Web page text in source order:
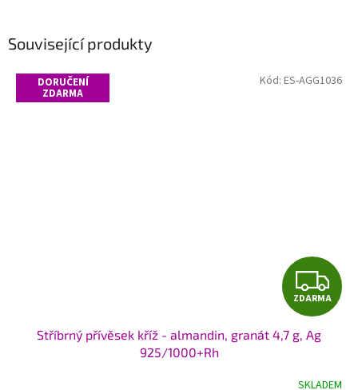
Související produkty
DORUČENÍ
ZDARMA
Z
D
R
ZDARMA
Stříbrný přívěsek kříž - almandin, granát 4,7 g, Ag
925/1000+Rh
SKLADEM
Kód: ES-AGG1036